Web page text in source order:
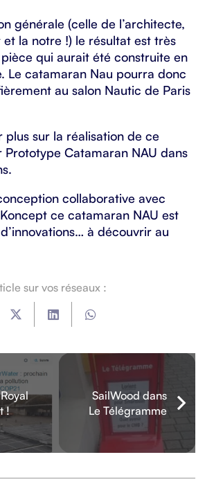
générale (celle de l’architecte,
la notre !) le résultat est très
qui aurait été construite en
Le catamaran Nau pourra donc
au salon Nautic de Paris
plus sur la réalisation de ce
Prototype Catamaran NAU dans
collaborative avec
ce catamaran NAU est
à découvrir au
sur vos réseaux :
!
SailWood dans
Le Télégramme